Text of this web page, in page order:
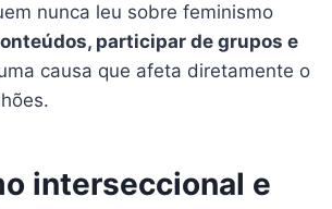
nunca leu sobre feminismo
participar de grupos e
causa que afeta diretamente o
interseccional e